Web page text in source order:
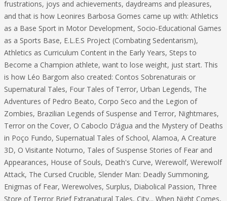
frustrations, joys and achievements, daydreams and pleasures,
and that is how Leonires Barbosa Gomes came up with: Athletics
as a Base Sport in Motor Development, Socio-Educational Games
as a Sports Base, E.L.E.S Project (Combating Sedentarism),
Athletics as Curriculum Content in the Early Years, Steps to
Become a Champion athlete, want to lose weight, just start. This
is how Léo Bargom also created: Contos Sobrenaturais or
Supernatural Tales, Four Tales of Terror, Urban Legends, The
Adventures of Pedro Beato, Corpo Seco and the Legion of
Zombies, Brazilian Legends of Suspense and Terror, Nightmares,
Terror on the Cover, O Caboclo D’água and the Mystery of Deaths
in Poço Fundo, Supernatual Tales of School, Alamoa, A Creature
3D, O Visitante Noturno, Tales of Suspense Stories of Fear and
Appearances, House of Souls, Death's Curve, Werewolf, Werewolf
Attack, The Cursed Crucible, Slender Man: Deadly Summoning,
Enigmas of Fear, Werewolves, Surplus, Diabolical Passion, Three
Store of Terror Brief Extranatural Tales, City... When Night Comes,